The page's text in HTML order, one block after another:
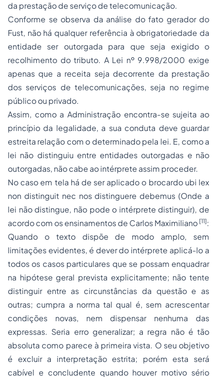
da prestação de serviço de telecomunicação.
Conforme se observa da análise do fato gerador do
Fust, não há qualquer referência à obrigatoriedade da
entidade ser outorgada para que seja exigido o
recolhimento do tributo. A Lei nº 9.998/2000 exige
apenas que a receita seja decorrente da prestação
dos serviços de telecomunicações, seja no regime
público ou privado.
Assim, como a Administração encontra-se sujeita ao
princípio da legalidade, a sua conduta deve guardar
estreita relação com o determinado pela lei. E, como a
lei não distinguiu entre entidades outorgadas e não
outorgadas, não cabe ao intérprete assim proceder.
No caso em tela há de ser aplicado o brocardo ubi lex
non distinguit nec nos distinguere debemus (Onde a
lei não distingue, não pode o intérprete distinguir), de
acordo com os ensinamentos de Carlos Maximiliano [11]:
Quando o texto dispõe de modo amplo, sem
limitações evidentes, é dever do intérprete aplicá-lo a
todos os casos particulares que se possam enquadrar
na hipótese geral prevista explicitamente; não tente
distinguir entre as circunstâncias da questão e as
outras; cumpra a norma tal qual é, sem acrescentar
condições novas, nem dispensar nenhuma das
expressas. Seria erro generalizar; a regra não é tão
absoluta como parece à primeira vista. O seu objetivo
é excluir a interpretação estrita; porém esta será
cabível e concludente quando houver motivo sério